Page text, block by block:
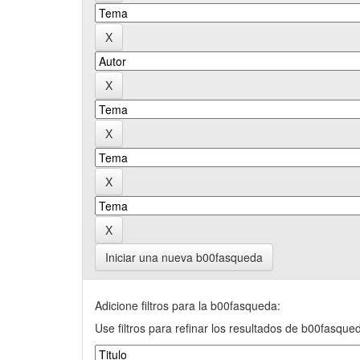
Iniciar una nueva b00fasqueda
Adicione filtros para la b00fasqueda:
Use filtros para refinar los resultados de